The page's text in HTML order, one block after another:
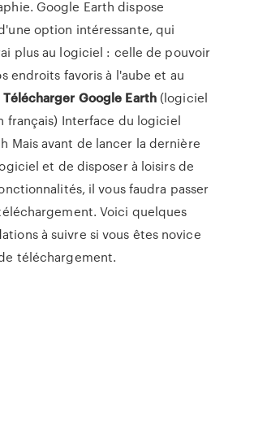
Google Earth dispose
option intéressante, qui
plus au logiciel : celle de pouvoir
endroits favoris à l'aube et au
Télécharger Google Earth(logiciel
français) Interface du logiciel
Mais avant de lancer la dernière
et de disposer à loisirs de
il vous faudra passer
Voici quelques
à suivre si vous êtes novice
téléchargement.